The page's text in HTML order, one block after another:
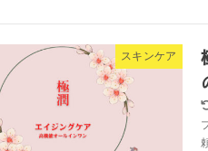
スキンケア